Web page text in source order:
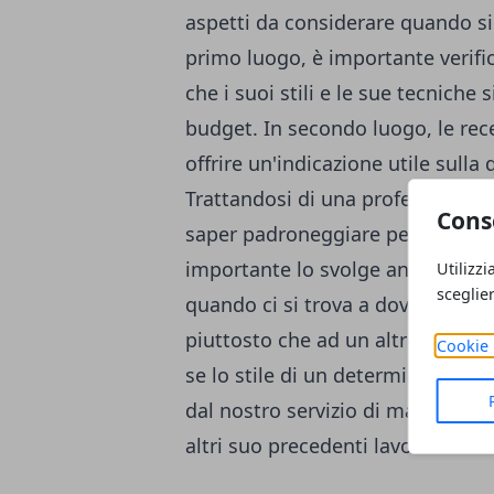
Cookie
aspetti da considerare quando
primo luogo, è importante
che i suoi stili e le sue tecniche
budget. In secondo luogo, le
offrire un'indicazione utile sulla
Trattandosi di una professione
saper padroneggiare per
importante lo svolge anche la
quando ci si trova a dover
piuttosto che ad un altro. Il
se lo stile di un determinato
dal nostro servizio di
altri suo precedenti lavori.